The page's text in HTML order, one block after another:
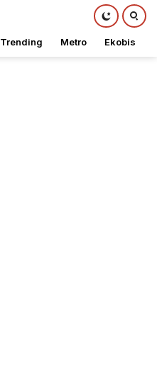
Trending Metro Ekobis